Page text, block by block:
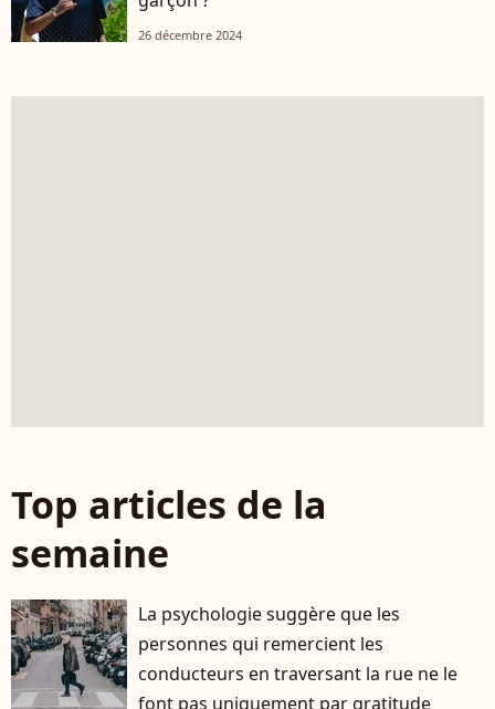
26 décembre 2024
Top articles de la
semaine
La psychologie suggère que les
personnes qui remercient les
conducteurs en traversant la rue ne le
font pas uniquement par gratitude